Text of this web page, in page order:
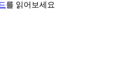
를 읽어보세요